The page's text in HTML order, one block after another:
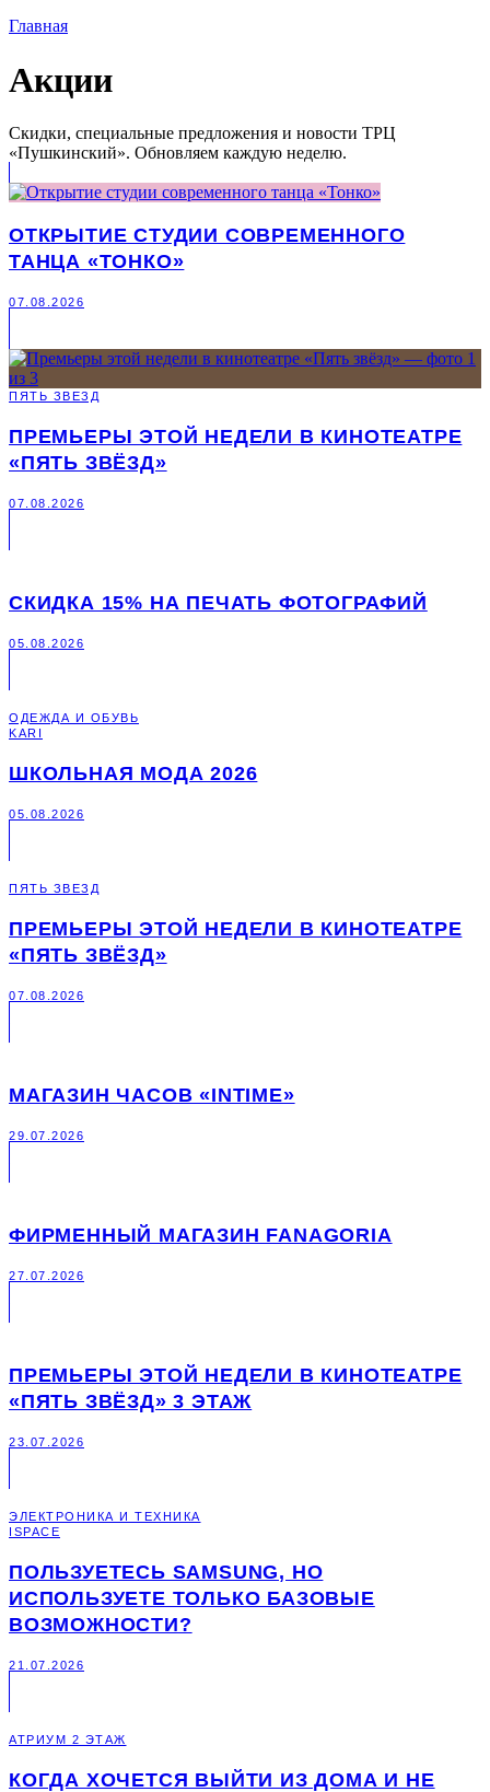
Главная
Акции
Скидки, специальные предложения и новости ТРЦ
«Пушкинский». Обновляем каждую неделю.
ОТКРЫТИЕ СТУДИИ СОВРЕМЕННОГО
ТАНЦА «ТОНКО»
07.08.2026
ПЯТЬ ЗВЕЗД
ПРЕМЬЕРЫ ЭТОЙ НЕДЕЛИ В КИНОТЕАТРЕ
«ПЯТЬ ЗВЁЗД»
07.08.2026
СКИДКА 15% НА ПЕЧАТЬ ФОТОГРАФИЙ
05.08.2026
ОДЕЖДА И ОБУВЬ
KARI
ШКОЛЬНАЯ МОДА 2026
05.08.2026
ПЯТЬ ЗВЕЗД
ПРЕМЬЕРЫ ЭТОЙ НЕДЕЛИ В КИНОТЕАТРЕ
«ПЯТЬ ЗВЁЗД»
07.08.2026
МАГАЗИН ЧАСОВ «INTIME»
29.07.2026
ФИРМЕННЫЙ МАГАЗИН FANAGORIA
27.07.2026
ПРЕМЬЕРЫ ЭТОЙ НЕДЕЛИ В КИНОТЕАТРЕ
«ПЯТЬ ЗВЁЗД» 3 ЭТАЖ
23.07.2026
ЭЛЕКТРОНИКА И ТЕХНИКА
ISPACE
ПОЛЬЗУЕТЕСЬ SAMSUNG, НО
ИСПОЛЬЗУЕТЕ ТОЛЬКО БАЗОВЫЕ
ВОЗМОЖНОСТИ?
21.07.2026
АТРИУМ 2 ЭТАЖ
КОГДА ХОЧЕТСЯ ВЫЙТИ ИЗ ДОМА И НЕ